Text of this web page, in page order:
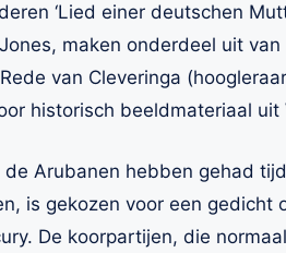
‘Lied einer deutschen
maken onderdeel uit
van Cleveringa
historisch beeldmateriaal uit
Arubanen hebben gehad
is gekozen voor een gedicht
De koorpartijen, die